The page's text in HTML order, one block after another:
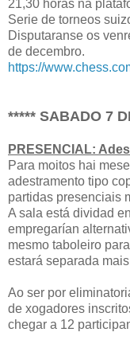
21,30 horas na
Serie de torneos
Disputaranse os
de decembro.
https://
***** SABADO 7
PRESENCIAL:
Para moitos hai
adestramento tipo
partidas presenciais
A sala está dividad
empregarían
mesmo taboleiro
estará separada
Ao ser por
de xogadores
chegar a 12